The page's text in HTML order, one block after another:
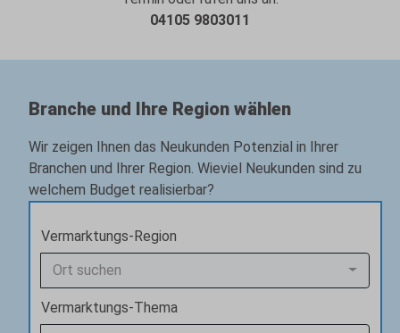
04105 9803011
Branche und Ihre Region wählen
Wir zeigen Ihnen das Neukunden Potenzial in Ihrer
Branchen und Ihrer Region. Wieviel Neukunden sind zu
welchem Budget realisierbar?
Vermarktungs-Region
Ort suchen
Vermarktungs-Thema